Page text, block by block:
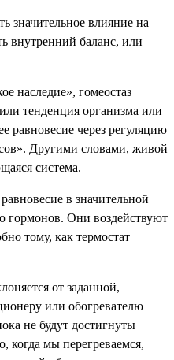
значительное влияние на
внутренний баланс, или
наследие», гомеостаз
тенденция организма или
равновесие через регуляцию
Другими словами, живой
система.
в значительной
гормонов. Они воздействуют
тому, как термостат
от заданной,
или обогревателю
не будут достигнуты
мы перегреваемся,